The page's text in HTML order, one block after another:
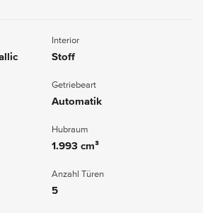
Interior
Stoff
Getriebeart
Automatik
Hubraum
1.993 cm³
Anzahl Türen
5